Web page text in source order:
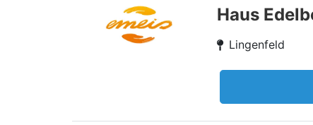
Haus
Lingenfeld